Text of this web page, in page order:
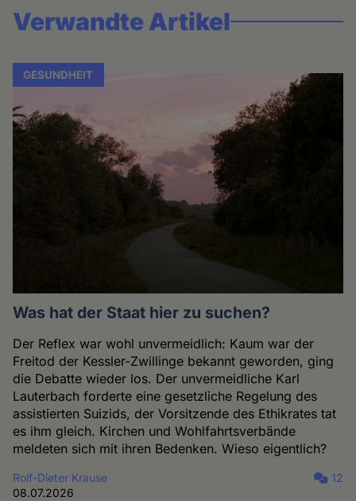
Verwandte Artikel
GESUNDHEIT
Was hat der Staat hier zu suchen?
Der Reflex war wohl unvermeidlich: Kaum war der
Freitod der Kessler-Zwillinge bekannt geworden, ging
die Debatte wieder los. Der unvermeidliche Karl
Lauterbach forderte eine gesetzliche Regelung des
assistierten Suizids, der Vorsitzende des Ethikrates tat
es ihm gleich. Kirchen und Wohlfahrtsverbände
meldeten sich mit ihren Bedenken. Wieso eigentlich?
Rolf-Dieter Krause
08.07.2026
12